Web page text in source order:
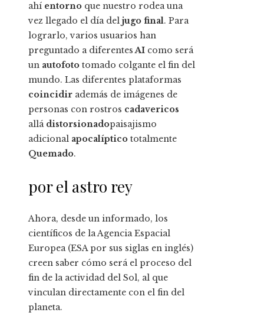
ahí entorno que nuestro rodea una
vez llegado el día del jugo final. Para
lograrlo, varios usuarios han
preguntado a diferentesAI como será
un autofoto tomado colgante el fin del
mundo. Las diferentes plataformas
coincidir además de imágenes de
personas con rostros cadavericos
allá distorsionadopaisajismo
adicional apocalíptico totalmente
Quemado.
por el astro rey
Ahora, desde un informado, los
científicos de la Agencia Espacial
Europea (ESA por sus siglas en inglés)
creen saber cómo será el proceso del
fin de la actividad del Sol, al que
vinculan directamente con el fin del
planeta.